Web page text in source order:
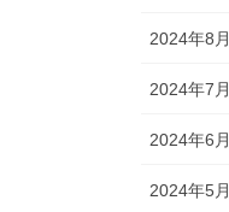
2024年8月
2024年7月
2024年6月
2024年5月